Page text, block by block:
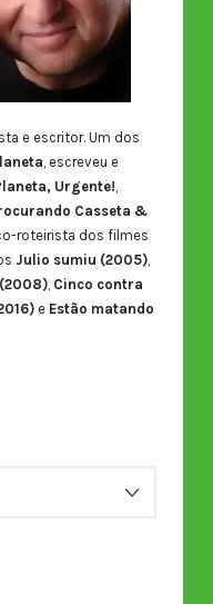
e escritor. Um dos
, escreveu e
Urgente!
Casseta &
roteirista dos filmes
Julio sumiu (2005),
, Cinco contra
e Estão matando